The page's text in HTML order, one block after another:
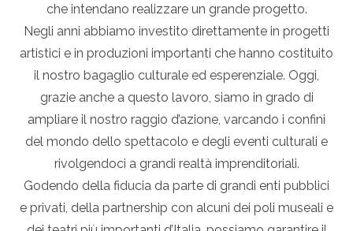
che intendano realizzare un grande progetto.
Negli anni abbiamo investito direttamente in progetti
artistici e in produzioni importanti che hanno costituito
il nostro bagaglio culturale ed esperenziale. Oggi,
grazie anche a questo lavoro, siamo in grado di
ampliare il nostro raggio d’azione, varcando i confini
del mondo dello spettacolo e degli eventi culturali e
rivolgendoci a grandi realtà imprenditoriali.
Godendo della fiducia da parte di grandi enti pubblici
e privati, della partnership con alcuni dei poli museali e